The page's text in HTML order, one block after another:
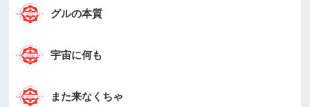
グルの本質
宇宙に何も
また来なくちゃ